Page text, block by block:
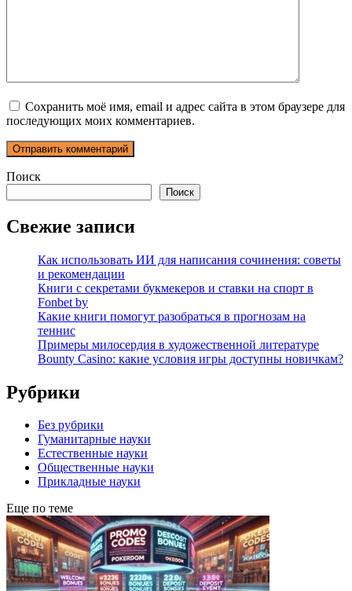
Сохранить моё имя, email и адрес сайта в этом браузере для
последующих моих комментариев.
Поиск
Поиск
Свежие записи
Как использовать ИИ для написания сочинения: советы
и рекомендации
Книги с секретами букмекеров и ставки на спорт в
Fonbet by
Какие книги помогут разобраться в прогнозам на
теннис
Примеры милосердия в художественной литературе
Bounty Casino: какие условия игры доступны новичкам?
Рубрики
Без рубрики
Гуманитарные науки
Естественные науки
Общественные науки
Прикладные науки
Еще по теме